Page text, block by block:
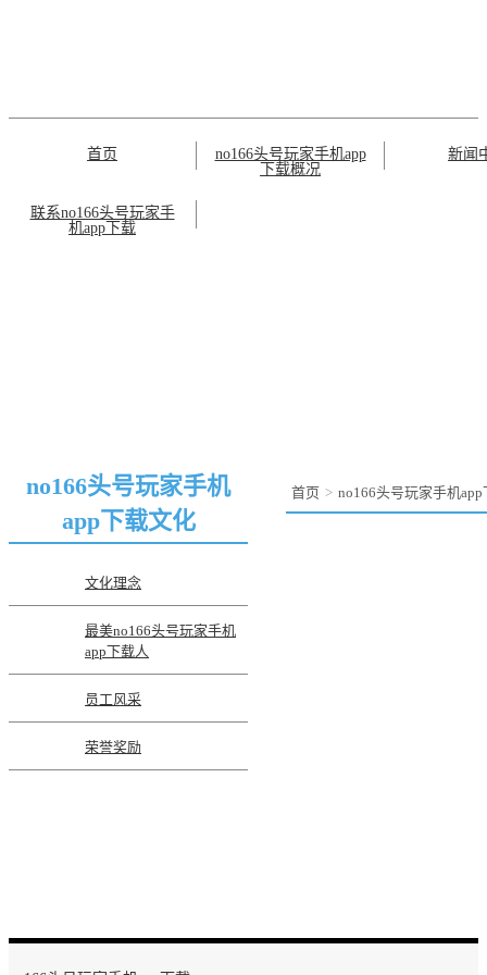
首页
no166头号玩家手机app
下载概况
新闻
联系no166头号玩家手
机app下载
no166头号玩家手机
app下载文化
文化理念
最美no166头号玩家手机
app下载人
员工风采
荣誉奖励
首页 no166头号玩家手机